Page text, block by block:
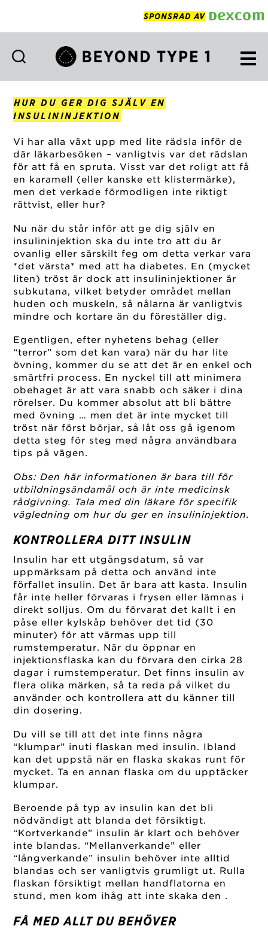
SPONSRAD AV
1
HUR DU GER DIG SJÄLV EN
INSULININJEKTION
Vi har alla växt upp med lite rädsla inför de
där läkarbesöken – vanligtvis var det rädslan
för att få en spruta. Visst var det roligt att få
en karamell (eller kanske ett klistermärke),
men det verkade förmodligen inte riktigt
rättvist, eller hur?
Nu när du står inför att ge dig själv en
insulininjektion ska du inte tro att du är
ovanlig eller särskilt feg om detta verkar vara
*det värsta* med att ha diabetes. En (mycket
liten) tröst är dock att insulininjektioner är
subkutana, vilket betyder området mellan
huden och muskeln, så nålarna är vanligtvis
mindre och kortare än du föreställer dig.
Egentligen, efter nyhetens behag (eller
“terror” som det kan vara) när du har lite
övning, kommer du se att det är en enkel och
smärtfri process. En nyckel till att minimera
obehaget är att vara snabb och säker i dina
rörelser. Du kommer absolut att bli bättre
med övning … men det är inte mycket till
tröst när först börjar, så låt oss gå igenom
detta steg för steg med några användbara
tips på vägen.
Obs: Den här informationen är bara till för
utbildningsändamål och är inte medicinsk
rådgivning. Tala med din läkare för specifik
vägledning om hur du ger en insulininjektion.
KONTROLLERA DITT INSULIN
Insulin har ett utgångsdatum, så var
uppmärksam på detta och använd inte
förfallet insulin. Det är bara att kasta. Insulin
får inte heller förvaras i frysen eller lämnas i
direkt solljus. Om du förvarat det kallt i en
påse eller kylskåp behöver det tid (30
minuter) för att värmas upp till
rumstemperatur. När du öppnar en
injektionsflaska kan du förvara den cirka 28
dagar i rumstemperatur. Det finns insulin av
flera olika märken, så ta reda på vilket du
använder och kontrollera att du känner till
din dosering.
Du vill se till att det inte finns några
“klumpar” inuti flaskan med insulin. Ibland
kan det uppstå när en flaska skakas runt för
mycket. Ta en annan flaska om du upptäcker
klumpar.
Beroende på typ av insulin kan det bli
nödvändigt att blanda det försiktigt.
“Kortverkande” insulin är klart och behöver
inte blandas. “Mellanverkande” eller
“långverkande” insulin behöver inte alltid
blandas och ser vanligtvis grumligt ut. Rulla
flaskan försiktigt mellan handflatorna en
stund, men kom ihåg att inte skaka den .
FÅ MED ALLT DU BEHÖVER